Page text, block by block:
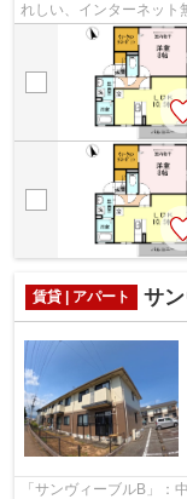
れしい、インターネット
不在時でも安心して荷物
賃貸 | アパート サ
「サンヴィーブルB」：